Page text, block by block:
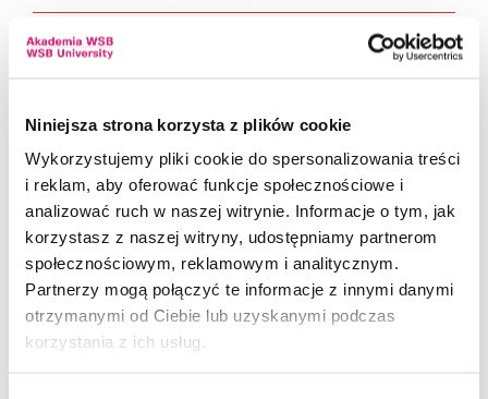
Niniejsza strona korzysta z plików cookie
Wykorzystujemy pliki cookie do spersonalizowania treści
i reklam, aby oferować funkcje społecznościowe i
analizować ruch w naszej witrynie. Informacje o tym, jak
korzystasz z naszej witryny, udostępniamy partnerom
społecznościowym, reklamowym i analitycznym.
Partnerzy mogą połączyć te informacje z innymi danymi
otrzymanymi od Ciebie lub uzyskanymi podczas
korzystania z ich usług.
Rozmowa kwalifikacyjna
Akademia Szkoleń KLB SP. z o.o.
Izba Administracji Skarbowej w Katowicach –
Skarb Państwa
Eurokadra Zabrze